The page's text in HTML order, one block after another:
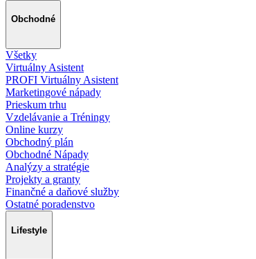
Obchodné
Všetky
Virtuálny Asistent
PROFI Virtuálny Asistent
Marketingové nápady
Prieskum trhu
Vzdelávanie a Tréningy
Online kurzy
Obchodný plán
Obchodné Nápady
Analýzy a stratégie
Projekty a granty
Finančné a daňové služby
Ostatné poradenstvo
Lifestyle